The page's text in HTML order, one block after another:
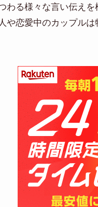
わる様々な言い伝え
や恋愛中のカップルは